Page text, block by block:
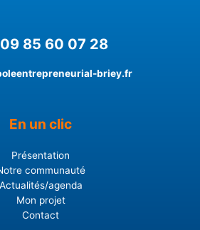
09 85 60 07 28
briey.fr
En un clic
Présentation
communauté
Actualités/agenda
Mon projet
Contact